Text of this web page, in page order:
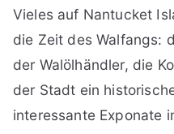
Vieles auf Nantucket
die Zeit des Walfangs:
der Walölhändler, die
der Stadt ein
interessante Exponate